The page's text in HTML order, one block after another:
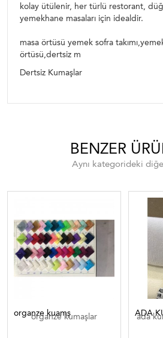
kolay ütülenir, her türlü restorant,
yemekhane masaları için idealdir.
masa örtüsü yemek sofra
örtüsü,dertsiz m
Dertsiz Kumaşlar
BENZER
Aynı kategorideki
organze kuamş
organze kumaşlar ADA
ada